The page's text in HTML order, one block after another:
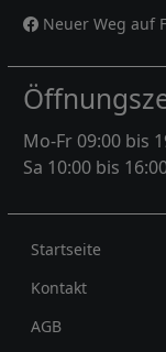
Neuer Weg auf
Mo-Fr 09:00 bis
Sa 10:00 bis
Rechtliches
Startseite
Kontakt
AGB